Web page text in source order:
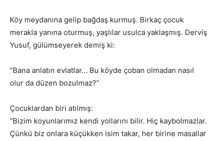
Köy meydanına gelip bağdaş kurmuş. Birkaç çocuk
merakla yanına oturmuş, yaşlılar usulca yaklaşmış. Derviş
Yusuf, gülümseyerek demiş ki:
“Bana anlatın evlatlar… Bu köyde çoban olmadan nasıl
olur da düzen bozulmaz?”
Çocuklardan biri atılmış:
“Bizim koyunlarımız kendi yollarını bilir. Hiç kaybolmazlar.
Çünkü biz onlara küçükken isim takar, her birine masallar